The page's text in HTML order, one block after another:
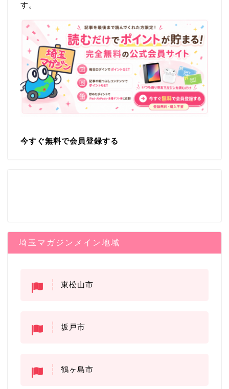
す。
今すぐ無料で会員登録する
埼玉マガジンメイン地域
東松山市
坂戸市
鶴ヶ島市